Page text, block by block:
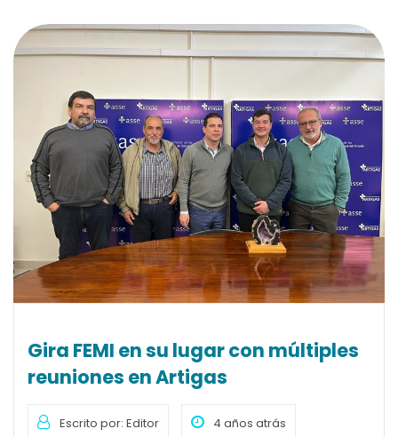
Gira FEMI en su lugar con múltiples
reuniones en Artigas
Escrito por: Editor 4 años atrás